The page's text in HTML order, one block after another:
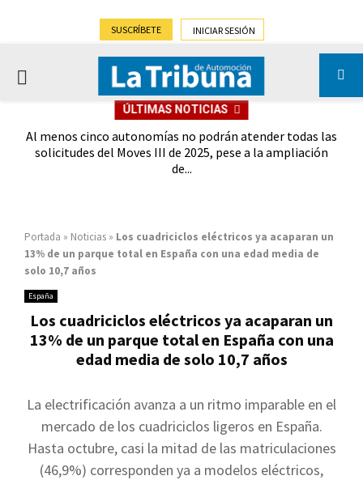
SUSCRÍBETE INICIAR SESIÓN
PRIMARY
ÚLTIMAS NOTICIAS
Al menos cinco autonomías no podrán atender todas las
solicitudes del Moves III de 2025, pese a la ampliación
de...
Portada » Noticias » Los cuadriciclos eléctricos ya acaparan un
13% de un parque total en España con una edad media de
solo 10,7 años
España
Los cuadriciclos eléctricos ya acaparan un
13% de un parque total en España con una
edad media de solo 10,7 años
La electrificación avanza a un ritmo imparable en el
mercado de los cuadriciclos ligeros en España.
Hasta octubre, casi la mitad de las matriculaciones
(46,9%) corresponden ya a modelos eléctricos,